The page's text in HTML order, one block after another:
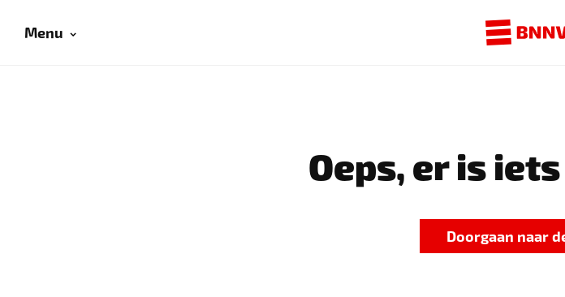
Menu
Oeps, er is
Doorgaan naar